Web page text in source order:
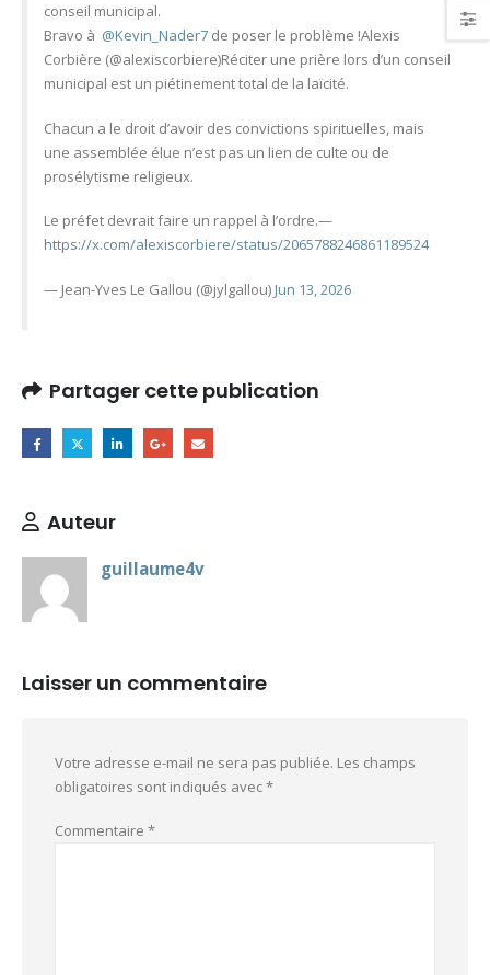
conseil municipal.
Bravo à @Kevin_Nader7de poser le problème !Alexis
Corbière (@alexiscorbiere)Réciter une prière lors d’un conseil
municipal est un piétinement total de la laïcité.
Chacun a le droit d’avoir des convictions spirituelles, mais
une assemblée élue n’est pas un lien de culte ou de
prosélytisme religieux.
Le préfet devrait faire un rappel à l’ordre.—
https://x.com/alexiscorbiere/status/2065788246861189524
— Jean-Yves Le Gallou (@jylgallou) Jun 13, 2026
Partager cette publication
Auteur
guillaume4v
Laisser un commentaire
Votre adresse e-mail ne sera pas publiée. Les champs
obligatoires sont indiqués avec*
Commentaire *